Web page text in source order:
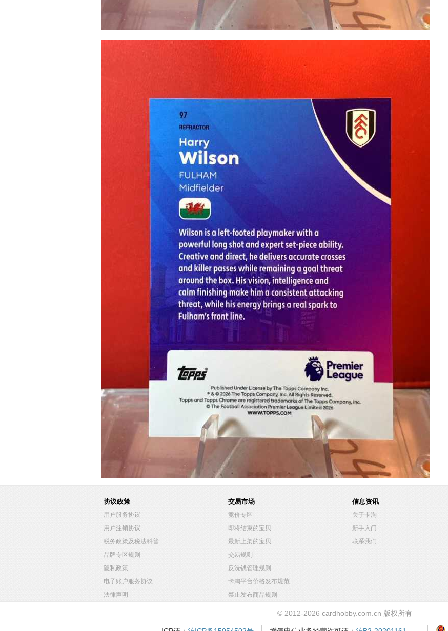
协议政策
用户服务协议
用户注销协议
税务政策及税法科普
品牌专区规则
隐私政策
电子账户服务协议
法律声明
交易市场
竞价专区
即将结束的宝贝
最新上架的宝贝
交易规则
反洗钱管理规则
卡淘平台价格发布规范
禁止发布商品规则
信息资讯
关于卡淘
新手入门
联系我们
© 2012-2026 cardhobby.com.cn 版权所有